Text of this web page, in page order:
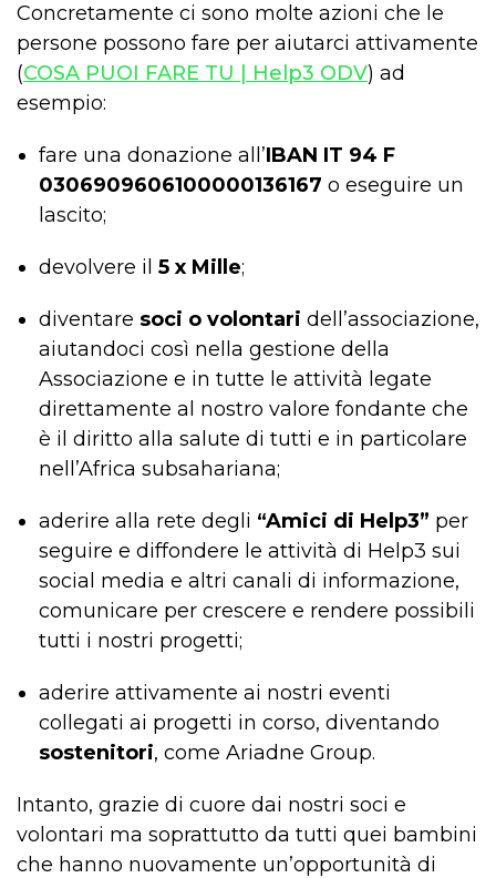
Concretamente ci sono molte azioni che le
persone possono fare per aiutarci attivamente
(COSA PUOI FARE TU | Help3 ODV) ad
esempio:
fare una donazione all’IBAN IT 94 F
0306909606100000136167 o eseguire un
lascito;
devolvere il 5 x Mille;
diventare soci o volontari dell’associazione,
aiutandoci così nella gestione della
Associazione e in tutte le attività legate
direttamente al nostro valore fondante che
è il diritto alla salute di tutti e in particolare
nell’Africa subsahariana;
aderire alla rete degli “Amici di Help3” per
seguire e diffondere le attività di Help3 sui
social media e altri canali di informazione,
comunicare per crescere e rendere possibili
tutti i nostri progetti;
aderire attivamente ai nostri eventi
collegati ai progetti in corso, diventando
sostenitori, come Ariadne Group.
Intanto, grazie di cuore dai nostri soci e
volontari ma soprattutto da tutti quei bambini
che hanno nuovamente un’opportunità di